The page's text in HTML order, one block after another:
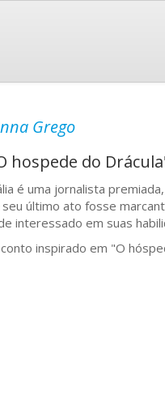
Grego
hospede do
é uma jornalista
último ato fosse
interessado em suas
inspirado em "O